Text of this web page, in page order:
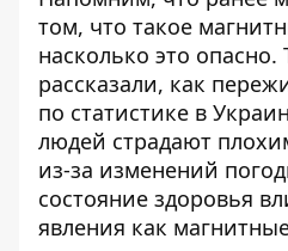
том, что такое
насколько это опасно.
рассказали, как
по статистике в
людей страдают
из-за изменений
состояние здоровья
явления как